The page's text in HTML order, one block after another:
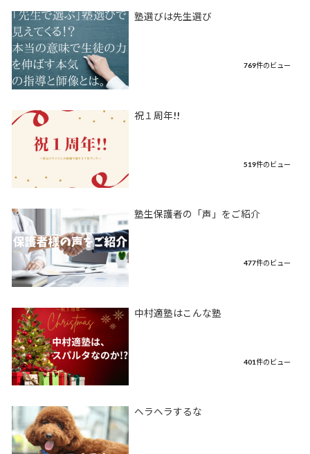
塾選びは先生選び
769件のビュー
祝１周年!!
519件のビュー
塾生保護者の「声」をご紹介
477件のビュー
中村適塾はこんな塾
401件のビュー
ヘラヘラするな